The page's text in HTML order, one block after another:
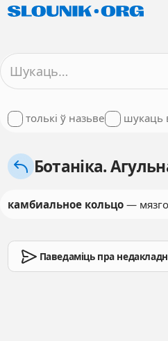
толькі ў назьве шукаць
Ботаніка.
камбиальное кольцо—
Паведаміць пра